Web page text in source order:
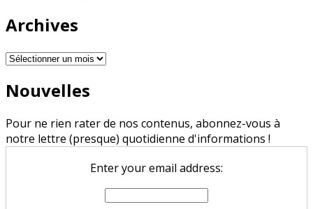
Archives
Archives
Nouvelles
Pour ne rien rater de nos contenus, abonnez-vous à
notre lettre (presque) quotidienne d'informations !
Enter your email address: